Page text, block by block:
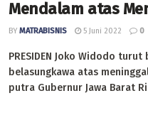
Mendalam atas
BY MATRABISNIS 5 Juni 2022 0
PRESIDEN Joko Widodo
belasungkawa atas
putra Gubernur Jawa Barat